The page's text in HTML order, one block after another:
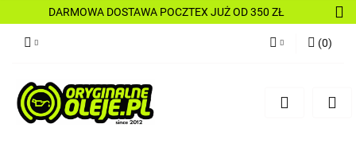
DARMOWA DOSTAWA POCZTEX JUŻ OD 350 ZŁ
Zarejestruj się
(0)